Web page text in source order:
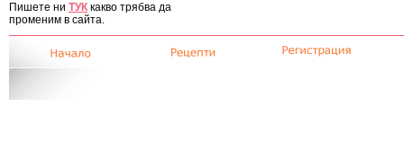
Пишете ни ТУК какво трябва да
променим в сайта.